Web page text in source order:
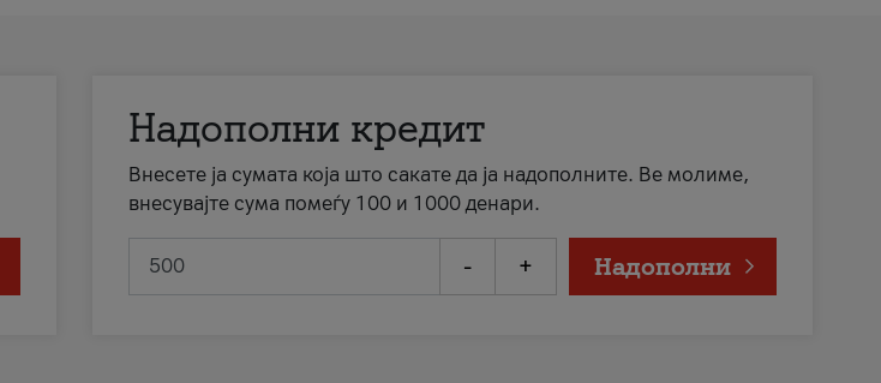
Надополни кредит
Внесете ја сумата која што сакате да ја надополните. Ве молиме,
внесувајте сума помеѓу 100 и 1000 денари.
- + Надополни